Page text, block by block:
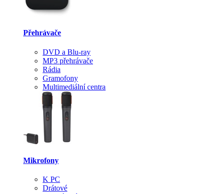
Přehrávače
DVD a Blu-ray
MP3 přehrávače
Rádia
Gramofony
Multimediální centra
Mikrofony
K PC
Drátové